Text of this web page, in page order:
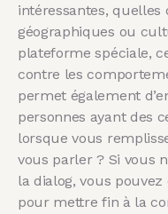
intéressantes,
géographiques ou
plateforme spéciale,
contre les
permet également
personnes ayant des
lorsque vous
vous parler ? Si vous
la dialog, vous
pour mettre fin à la